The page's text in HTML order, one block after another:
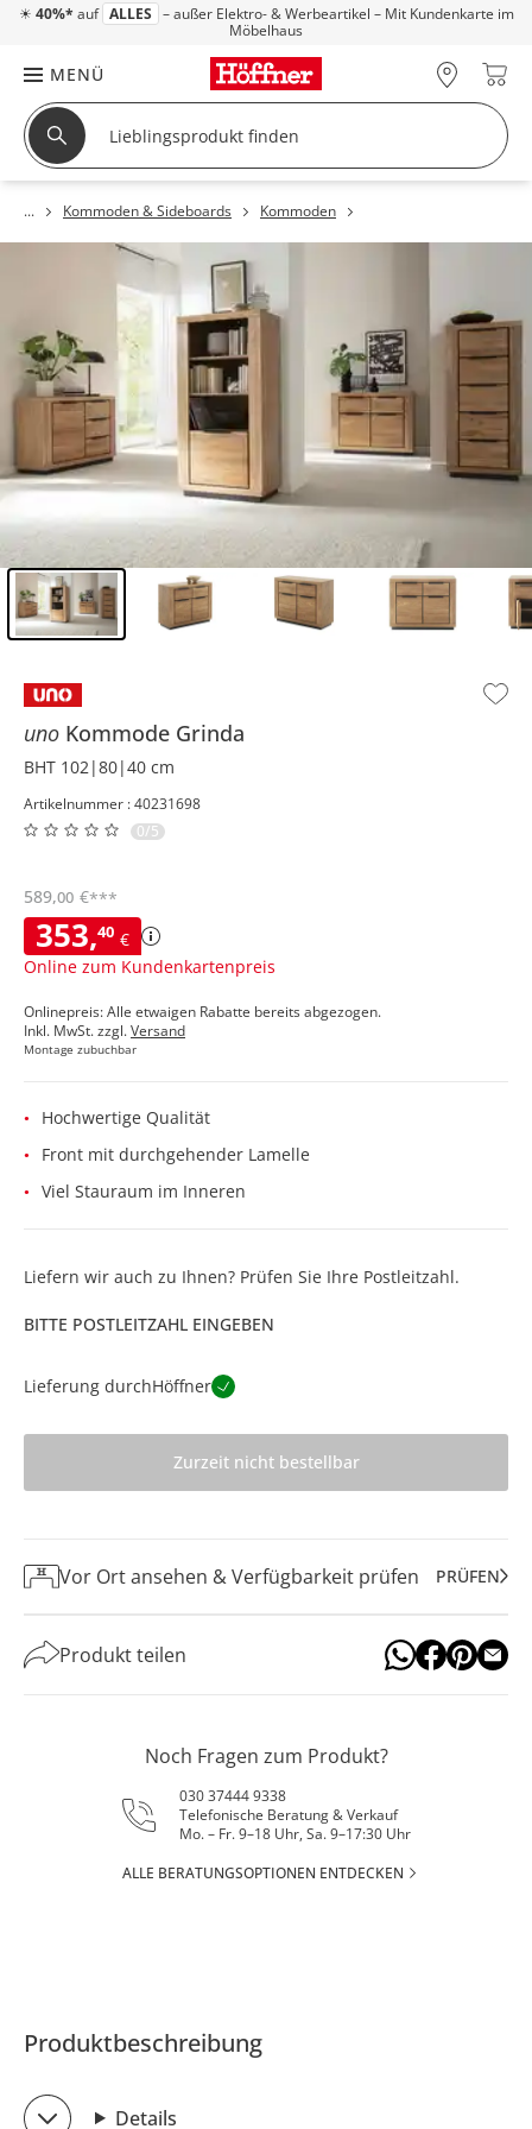
☀ 40%* auf ALLES – außer Elektro- & Werbeartikel – Mit Kundenkarte im
Möbelhaus
MENÜ
Kommoden & Sideboards Kommoden
uno Kommode Grinda
BHT 102|80|40 cm
Artikelnummer : 40231698
0/5
353,40 €
Online zum Kundenkartenpreis
589,00 €***
Onlinepreis: Alle etwaigen Rabatte bereits abgezogen.
Inkl. MwSt. zzgl.Versand
Montage zubuchbar
Hochwertige Qualität
Front mit durchgehender Lamelle
Viel Stauraum im Inneren
Liefern wir auch zu Ihnen? Prüfen Sie Ihre Postleitzahl.
BITTE POSTLEITZAHL EINGEBEN
Lieferung durchHöffner
Zurzeit nicht bestellbar
Vor Ort ansehen & Verfügbarkeit prüfen PRÜFEN
Produkt teilen
Noch Fragen zum Produkt?
030 37444 9338
Telefonische Beratung & Verkauf
Mo. – Fr. 9–18 Uhr, Sa. 9–17:30 Uhr
ALLE BERATUNGSOPTIONEN ENTDECKEN
Produktbeschreibung
Details